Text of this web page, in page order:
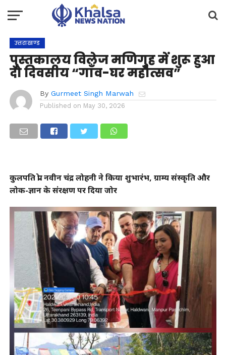
उत्तराखण्ड
पुस्तकालय विलेज मणिगुह में शुरू हुआ
दो दिवसीय “गाँव-घर महोत्सव”
By Gurmeet Singh Marwah
Published on May 30, 2026
कुलपति प्रो. नवीन चंद्र लोहनी ने किया शुभारंभ, ग्राम्य संस्कृति और
लोक-ज्ञान के संरक्षण पर दिया जोर